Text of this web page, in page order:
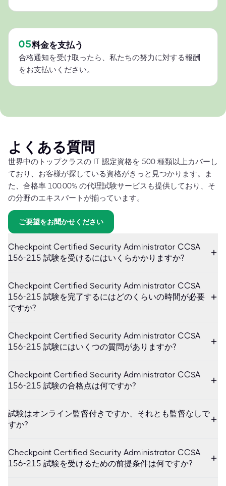
05料金を支払う
合格通知を受け取ったら、私たちの努力に対する報酬
をお支払いください。
よくある質問
世界中のトップクラスの IT 認定資格を 500 種類以上カバーし
ており、お客様が探している資格がきっと見つかります。ま
た、合格率 100.00% の代理試験サービスも提供しており、そ
の分野のエキスパートが揃っています。
ご要望をお聞かせください
Checkpoint Certified Security Administrator CCSA
156-215 試験を受けるにはいくらかかりますか?
Checkpoint Certified Security Administrator CCSA
156-215 試験を完了するにはどのくらいの時間が必要
ですか?
Checkpoint Certified Security Administrator CCSA
156-215 試験にはいくつの質問がありますか?
Checkpoint Certified Security Administrator CCSA
156-215 試験の合格点は何ですか?
試験はオンライン監督付きですか、それとも監督なしで
すか?
Checkpoint Certified Security Administrator CCSA
156-215 試験を受けるための前提条件は何ですか?